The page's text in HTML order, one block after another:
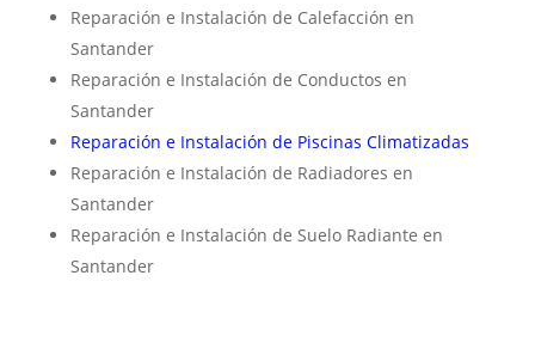
Reparación e Instalación de Calefacción en
Santander
Reparación e Instalación de Conductos en
Santander
Reparación e Instalación de Piscinas Climatizadas
Reparación e Instalación de Radiadores en
Santander
Reparación e Instalación de Suelo Radiante en
Santander